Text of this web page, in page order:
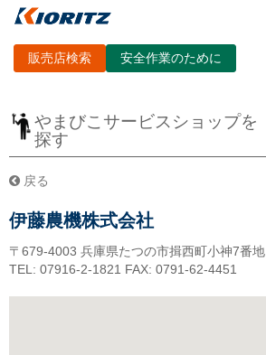
販売店検索 安全作業のために
やまびこサービスショップを
探す
戻る
伊藤農機株式会社
〒679-4003 兵庫県たつの市揖西町小神7番地
TEL: 07916-2-1821 FAX: 0791-62-4451